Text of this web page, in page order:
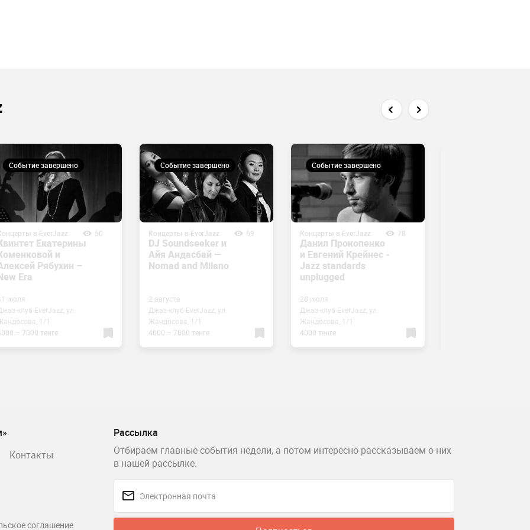
Событие завершено
в EverJazz 50
Екатерины
и
Рябухин –
Era
июля
клуб EverJazz, ул.
1/1
– 7000 тенге
Событие завершено
Концерты в EverJazz 69
DJ Soundseeker и
Айя Андасбай —
Nomad and Milano
2 августа
Джаз-клуб EverJazz, ул.
Жандосова, 1/1
4000 – 7000 тенге
Событие завершено
Концерты в EverJazz 78
Данил Прокопенко
и Евгений Крейнес -
Jazz standards
unplugged
28 июля
Джаз-клуб EverJazz, ул.
Жандосова, 1/1
4000 тенге
Рассылка
Отбираем главные события недели, а потом интересно рассказываем о них
в нашей рассылке.
Контакты
соглашение